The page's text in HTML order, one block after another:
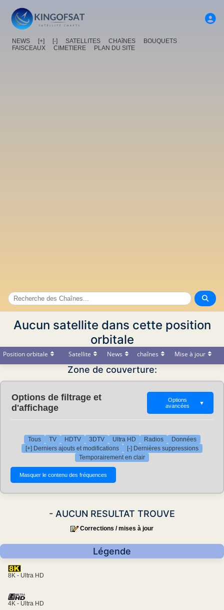
NEWS [+] [-] SATELLITES CHAîNES
BOUQUETS
FAISCEAUX
CIMETIERE PLAN DU SITE
Aucun satellite dans cette position
orbitale
Position orbitale Satellite News chaînes Mise à jour
Zone de couverture:
Options de filtrage et
d'affichage
Options
avancées
▼
Tous TV HDTV 3DTV Ultra HD Radios
Données
[+] Derniers ajouts et modifications
[-] Dernières suppressions
Temporairement en clair
- AUCUN RESULTAT TROUVE
Corrections / mises à jour
Légende
8K - Ultra HD
4K - Ultra HD